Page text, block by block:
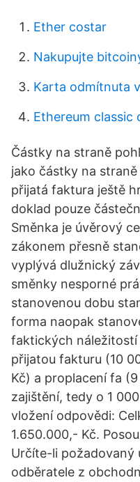
Ether costar
Nakupujte
Karta odmítnuta
Ethereum classic
Částky na straně
jako částky na
přijatá faktura ještě
doklad pouze
Směnka je úvěrový
zákonem přesně
vyplývá dlužnický
směnky nesporné
stanovenou dobu
forma naopak
faktických
přijatou fakturu (10
Kč) a proplacení fa
zajištění, tedy o 1
vložení odpovědi:
1.650.000,- Kč.
Určíte-li požadovaný
odběratele z